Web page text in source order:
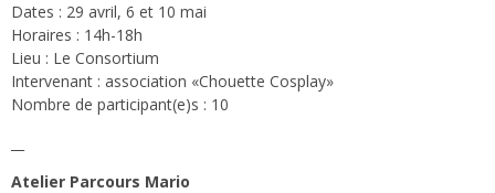
Dates : 29 avril, 6 et 10 mai
Horaires : 14h-18h
Lieu : Le Consortium
Intervenant : association «Chouette Cosplay»
Nombre de participant(e)s : 10
Atelier Parcours Mario